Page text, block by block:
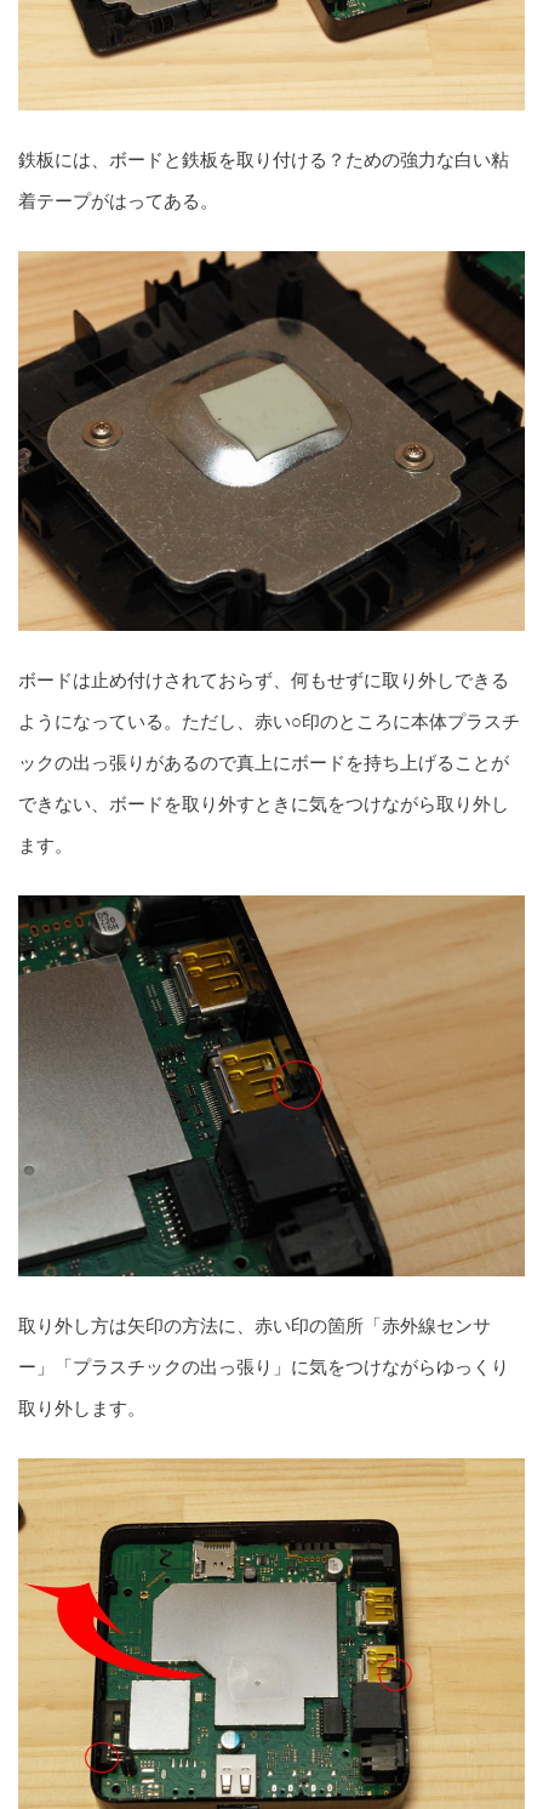
鉄板には、ボードと鉄板を取り付ける？ための強力な白い粘
着テープがはってある。
ボードは止め付けされておらず、何もせずに取り外しできる
ようになっている。ただし、赤い○印のところに本体プラスチ
ックの出っ張りがあるので真上にボードを持ち上げることが
できない、ボードを取り外すときに気をつけながら取り外し
ます。
取り外し方は矢印の方法に、赤い印の箇所「赤外線センサ
ー」「プラスチックの出っ張り」に気をつけながらゆっくり
取り外します。